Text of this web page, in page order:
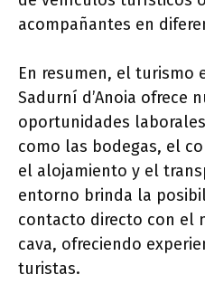
acompañantes en
En resumen, el turismo
Sadurní d’Anoia ofrece
oportunidades
como las bodegas, el
el alojamiento y el
entorno brinda la
contacto directo con el
cava, ofreciendo
turistas.